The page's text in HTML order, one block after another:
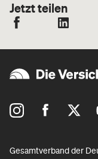
Jetzt teilen
Gesamtverband der